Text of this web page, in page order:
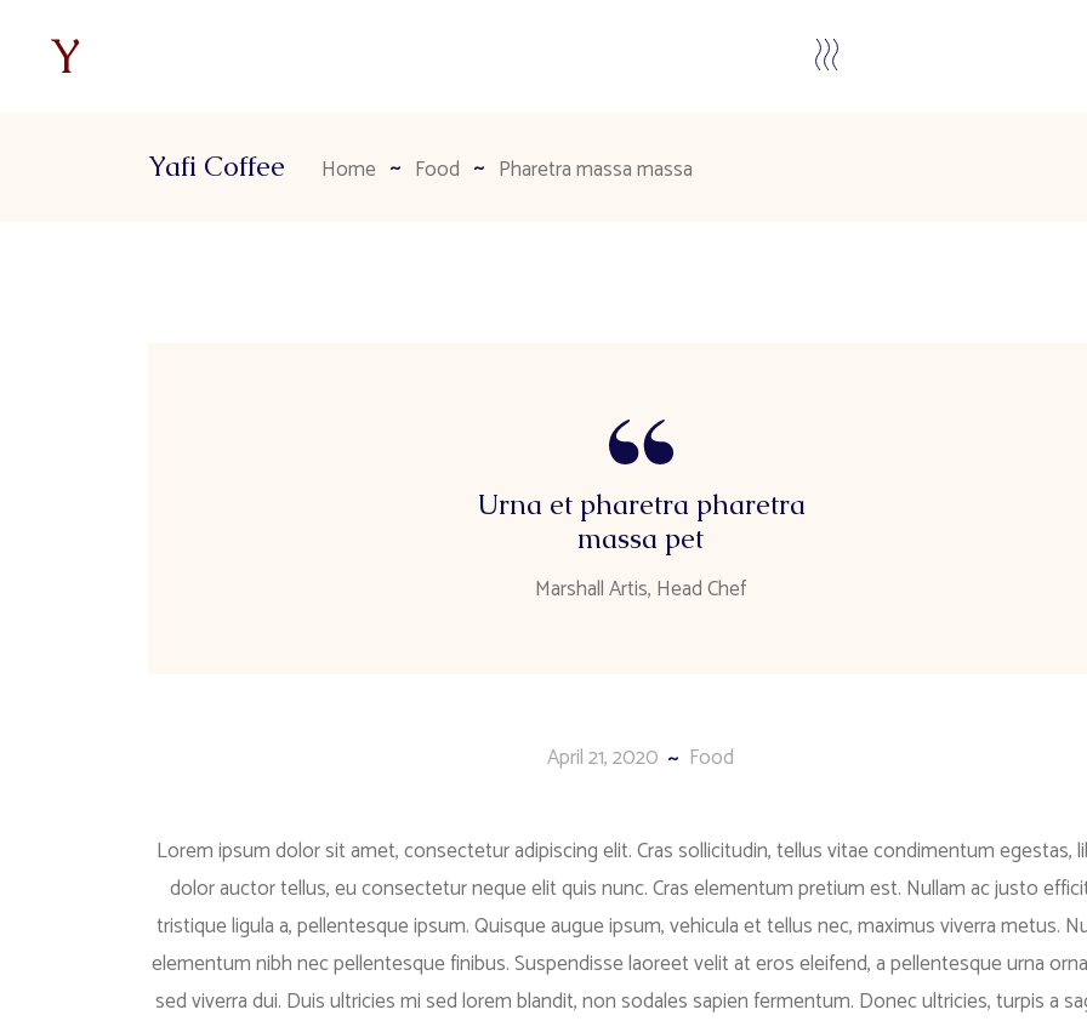
Yafi Coffee Home Food Pharetra massa massa
Urna et pharetra pharetra
massa pet
Marshall Artis, Head Chef
April 21, 2020 Food
Lorem ipsum dolor sit amet, consectetur adipiscing elit. Cras sollicitudin, tellus vitae condimentum egestas,
dolor auctor tellus, eu consectetur neque elit quis nunc. Cras elementum pretium est. Nullam ac justo
tristique ligula a, pellentesque ipsum. Quisque augue ipsum, vehicula et tellus nec, maximus viverra metus.
elementum nibh nec pellentesque finibus. Suspendisse laoreet velit at eros eleifend, a pellentesque urna
sed viverra dui. Duis ultricies mi sed lorem blandit, non sodales sapien fermentum. Donec ultricies, turpis a